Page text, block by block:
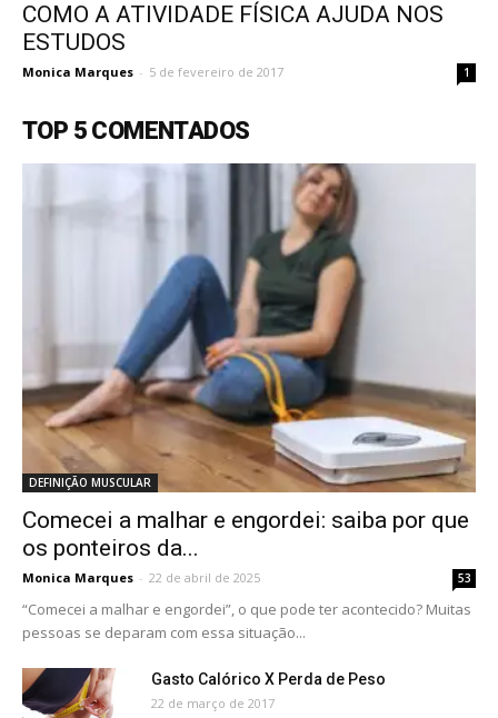
COMO A ATIVIDADE FÍSICA AJUDA NOS
ESTUDOS
Monica Marques - 5 de fevereiro de 2017 1
TOP 5 COMENTADOS
DEFINIÇÃO MUSCULAR
Comecei a malhar e engordei: saiba por que
os ponteiros da...
Monica Marques - 22 de abril de 2025 53
“Comecei a malhar e engordei”, o que pode ter acontecido? Muitas
pessoas se deparam com essa situação...
Gasto Calórico X Perda de Peso
22 de março de 2017